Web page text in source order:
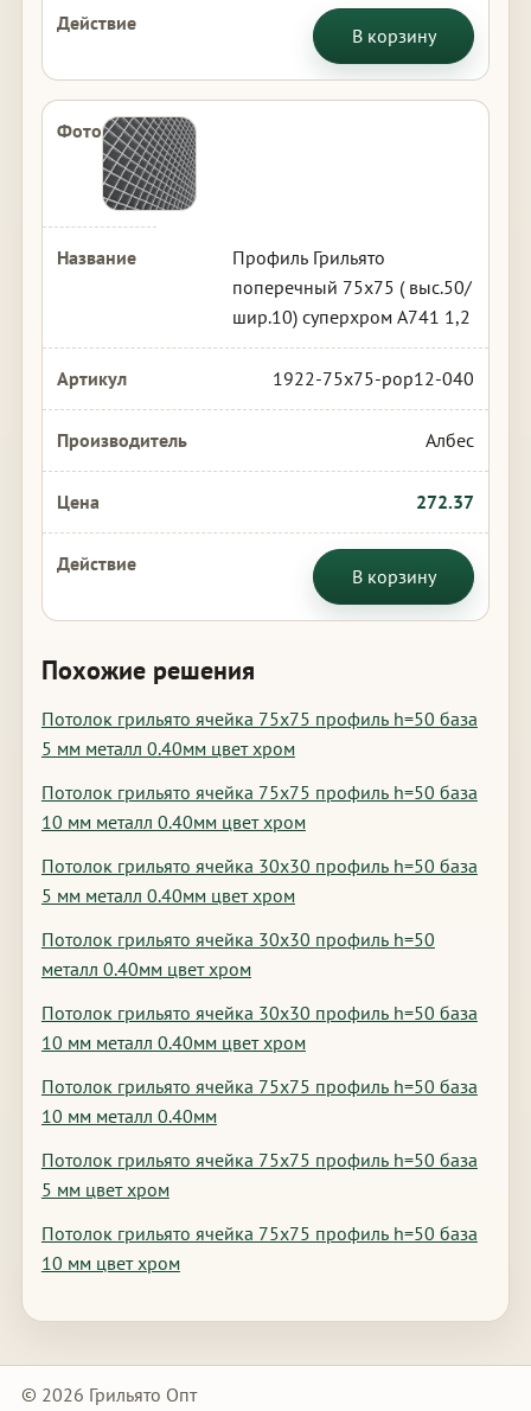
В корзину
Профиль Грильято
поперечный 75х75 ( выс.50/
шир.10) суперхром А741 1,2
1922-75x75-pop12-040
Албес
272.37
В корзину
Похожие решения
Потолок грильято ячейка 75х75 профиль h=50 база
5 мм металл 0.40мм цвет хром
Потолок грильято ячейка 75х75 профиль h=50 база
10 мм металл 0.40мм цвет хром
Потолок грильято ячейка 30х30 профиль h=50 база
5 мм металл 0.40мм цвет хром
Потолок грильято ячейка 30х30 профиль h=50
металл 0.40мм цвет хром
Потолок грильято ячейка 30х30 профиль h=50 база
10 мм металл 0.40мм цвет хром
Потолок грильято ячейка 75х75 профиль h=50 база
10 мм металл 0.40мм
Потолок грильято ячейка 75х75 профиль h=50 база
5 мм цвет хром
Потолок грильято ячейка 75х75 профиль h=50 база
10 мм цвет хром
© 2026 Грильято Опт